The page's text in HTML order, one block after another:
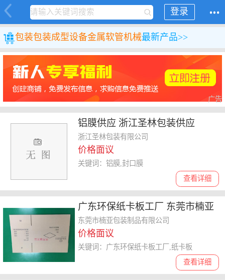
登录
包装包装成型设备金属软管机械最新产品>>
广告
铝膜供应 浙江圣林包装供应
浙江圣林包装有限公司
价格面议
查看详细
关键词：铝膜,封口膜
广东环保纸卡板工厂 东莞市楠亚
包装制品供应
东莞市楠亚包装制品有限公司
价格面议
查看详细
关键词：广东环保纸卡板工厂,纸卡板